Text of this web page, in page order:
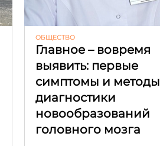
ОБЩЕСТВО
Главное – вовремя
выявить: первые
симптомы и методы
диагностики
новообразований
головного мозга